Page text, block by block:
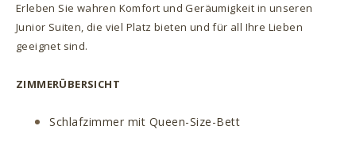
Erleben Sie wahren Komfort und Geräumigkeit in unseren
Junior Suiten, die viel Platz bieten und für all Ihre Lieben
geeignet sind.
ZIMMERÜBERSICHT
Schlafzimmer mit Queen-Size-Bett